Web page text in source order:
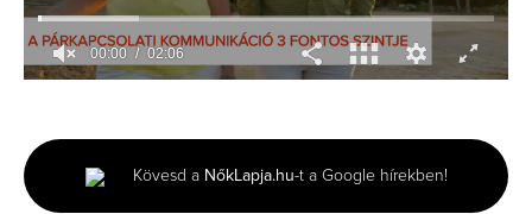
minutes,
6
seconds
00:01 02:06
Kövesd a NőkLapja.hu-t a Google hírekben!